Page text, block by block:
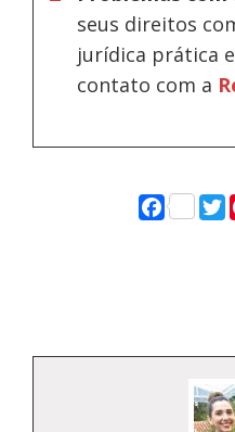
seus direitos
jurídica prática
contato com a